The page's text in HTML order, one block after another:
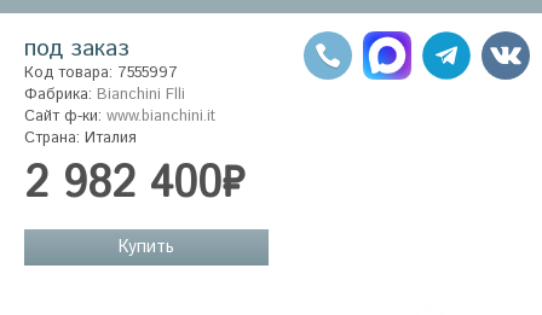
под заказ
Код товара: 7555997
Фабрика: Bianchini Flli
Сайт ф-ки: www.bianchini.it
Страна: Италия
2 982 400₽
Купить